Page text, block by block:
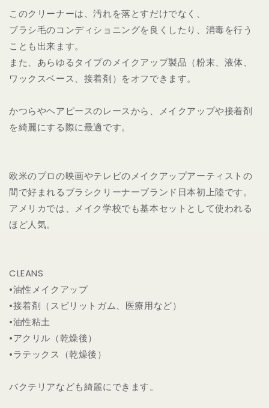
このクリーナーは、汚れを落とすだけでなく、
ブラシ毛のコンディショニングを良くしたり、消毒を行う
ことも出来ます。
また、あらゆるタイプのメイクアップ製品（粉末、液体、
ワックスベース、接着剤）をオフできます。
かつらやヘアピースのレースから、メイクアップや接着剤
を綺麗にする際に最適です。
欧米のプロの映画やテレビのメイクアップアーティストの
間で好まれるブラシクリーナーブランド日本初上陸です。
アメリカでは、メイク学校でも基本セットとして使われる
ほど人気。
CLEANS
•油性メイクアップ
•接着剤（スピリットガム、医療用など）
•油性粘土
•アクリル（乾燥後）
•ラテックス（乾燥後）
バクテリアなども綺麗にできます。